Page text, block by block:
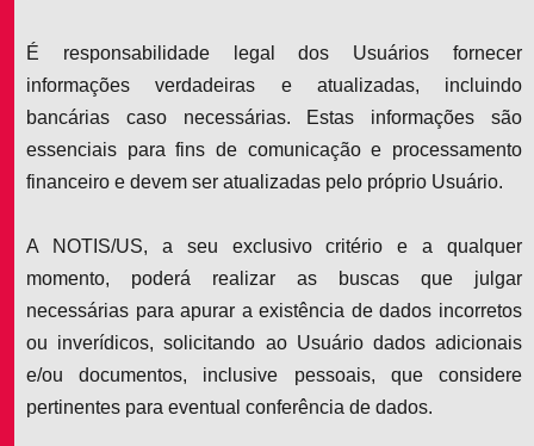
É responsabilidade legal dos Usuários fornecer
informações verdadeiras e atualizadas, incluindo
bancárias caso necessárias. Estas informações são
essenciais para fins de comunicação e processamento
financeiro e devem ser atualizadas pelo próprio Usuário.
A NOTIS/US, a seu exclusivo critério e a qualquer
momento, poderá realizar as buscas que julgar
necessárias para apurar a existência de dados incorretos
ou inverídicos, solicitando ao Usuário dados adicionais
e/ou documentos, inclusive pessoais, que considere
pertinentes para eventual conferência de dados.